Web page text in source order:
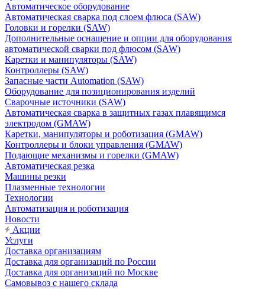
Автоматическое оборудование
Автоматическая сварка под слоем флюса (SAW)
Головки и горелки (SAW)
Дополнительные оснащение и опции для оборудования
автоматической сварки под флюсом (SAW)
Каретки и манипуляторы (SAW)
Контроллеры (SAW)
Запасные части Automation (SAW)
Оборудование для позиционирования изделий
Сварочные источники (SAW)
Автоматическая сварка в защитных газах плавящимся
электродом (GMAW)
Каретки, манипуляторы и роботизация (GMAW)
Контроллеры и блоки управления (GMAW)
Подающие механизмы и горелки (GMAW)
Автоматическая резка
Машины резки
Плазменные технологии
Технологии
Автоматизация и роботизация
Новости
Акции
Услуги
Доставка организациям
Доставка для организаций по России
Доставка для организаций по Москве
Самовывоз с нашего склада